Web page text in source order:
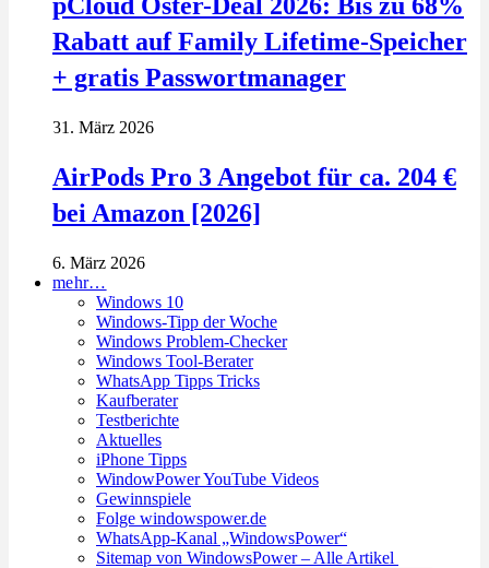
pCloud Oster-Deal 2026: Bis zu 68%
Rabatt auf Family Lifetime-Speicher
+ gratis Passwortmanager
31. März 2026
AirPods Pro 3 Angebot für ca. 204 €
bei Amazon [2026]
6. März 2026
mehr…
Windows 10
Windows-Tipp der Woche
Windows Problem-Checker
Windows Tool-Berater
WhatsApp Tipps Tricks
Kaufberater
Testberichte
Aktuelles
iPhone Tipps
WindowPower YouTube Videos
Gewinnspiele
Folge windowspower.de
WhatsApp-Kanal „WindowsPower“
Sitemap von WindowsPower – Alle Artikel